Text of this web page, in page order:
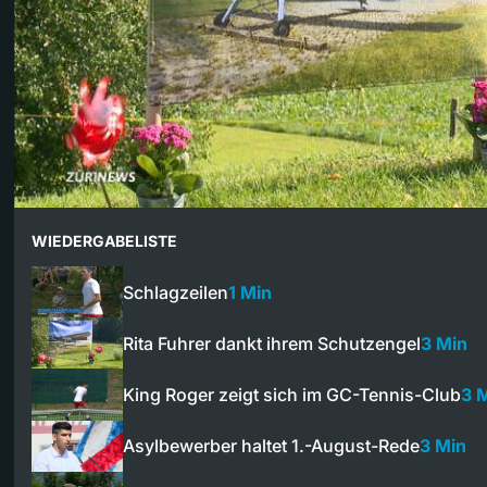
WIEDERGABELISTE
Schlagzeilen1 Min
Rita Fuhrer dankt ihrem Schutzengel3 Min
King Roger zeigt sich im GC-Tennis-Club3
Asylbewerber haltet 1.-August-Rede3 Min